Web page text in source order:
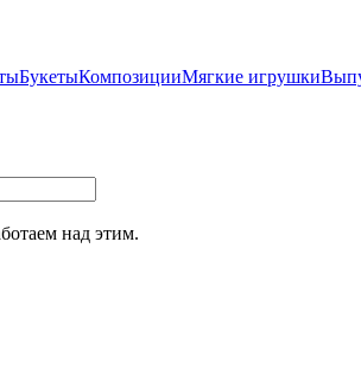
БукетыКомпозицииМягкие игрушки
над этим.